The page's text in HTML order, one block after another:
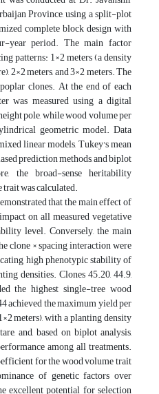
Province, using a split-plot
complete block design with
year period. The main factor
patterns: 1×2 meters (a density
2×2 meters, and 3×2 meters. The
clones. At the end of each
was measured using a digital
pole, while wood volume per
geometric model. Data
linear models, Tukey's mean
prediction methods, and biplot
the broad-sense heritability
was calculated.
that the main effect of
on all measured vegetative
level. Conversely, the main
clone × spacing interaction were
high phenotypic stability of
densities. Clones 45.20, 44.9,
the highest single-tree wood
achieved the maximum yield per
meters), with a planting density
and, based on biplot analysis,
among all treatments.
for the wood volume trait
of genetic factors over